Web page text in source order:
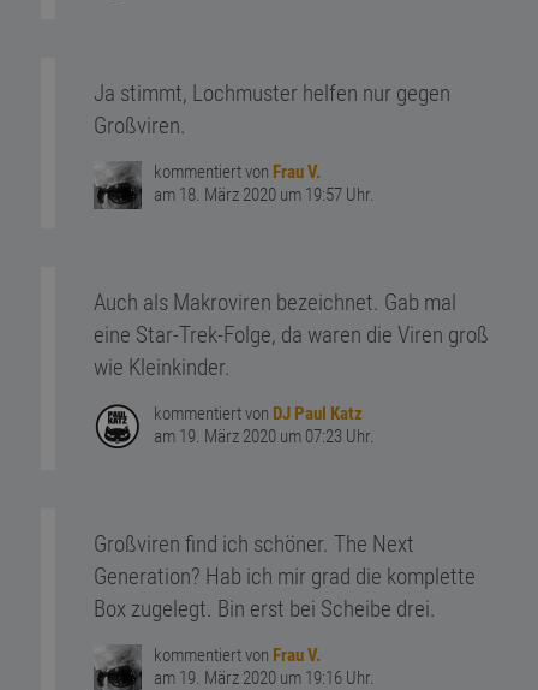
Ja stimmt, Lochmuster helfen nur gegen
Großviren.
kommentiert von Frau V.
am 18. März 2020 um 19:57 Uhr.
Auch als Makroviren bezeichnet. Gab mal
eine Star-Trek-Folge, da waren die Viren groß
wie Kleinkinder.
kommentiert von DJ Paul Katz
am 19. März 2020 um 07:23 Uhr.
Großviren find ich schöner. The Next
Generation? Hab ich mir grad die komplette
Box zugelegt. Bin erst bei Scheibe drei.
kommentiert von Frau V.
am 19. März 2020 um 19:16 Uhr.